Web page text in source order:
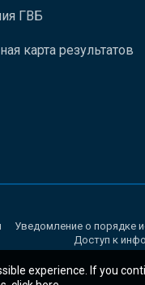
ГВБ
карта результатов
Уведомление о порядке
Доступ к
experience. If you